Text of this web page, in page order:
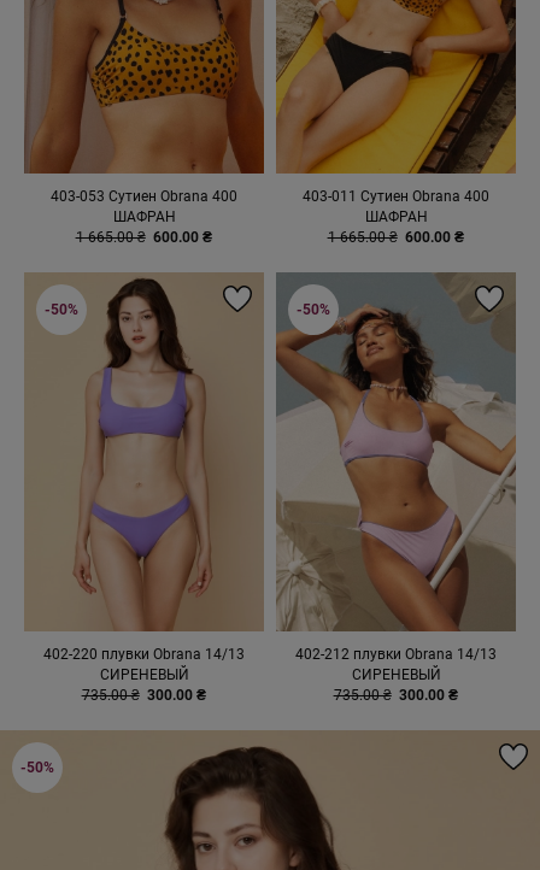
403-053 Сутиен Obrana 400
ШАФРАН
1 665.00 ₴ 600.00 ₴
403-011 Сутиен Obrana 400
ШАФРАН
1 665.00 ₴ 600.00 ₴
402-220 плувки Obrana 14/13
СИРЕНЕВЫЙ
735.00 ₴ 300.00 ₴
-50%
402-212 плувки Obrana 14/13
СИРЕНЕВЫЙ
735.00 ₴ 300.00 ₴
-50%
-50%